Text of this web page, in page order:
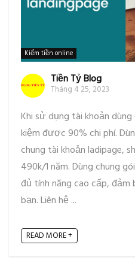
Kiếm tiền online
Tiền Tỷ Blog
Tháng 4 25, 2023
Khi sử dụng tài khoản
kiệm được 90% chi phí.
chung tài khoản ladipage,
490k/1 năm. Dùng chung
đủ tính năng cao cấp,
bạn. Liên hệ ...
READ MORE +